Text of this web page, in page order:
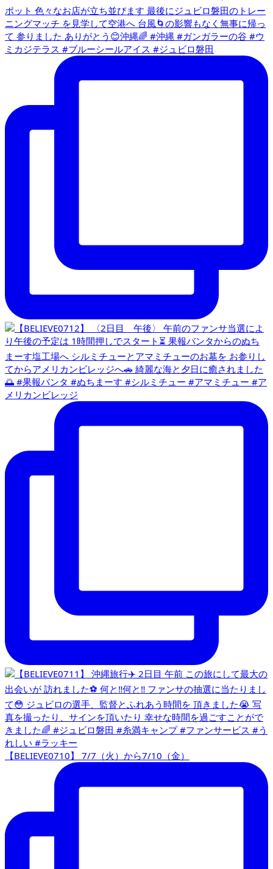
【BELIEVE0710】 7/7（火）から7/10（金）